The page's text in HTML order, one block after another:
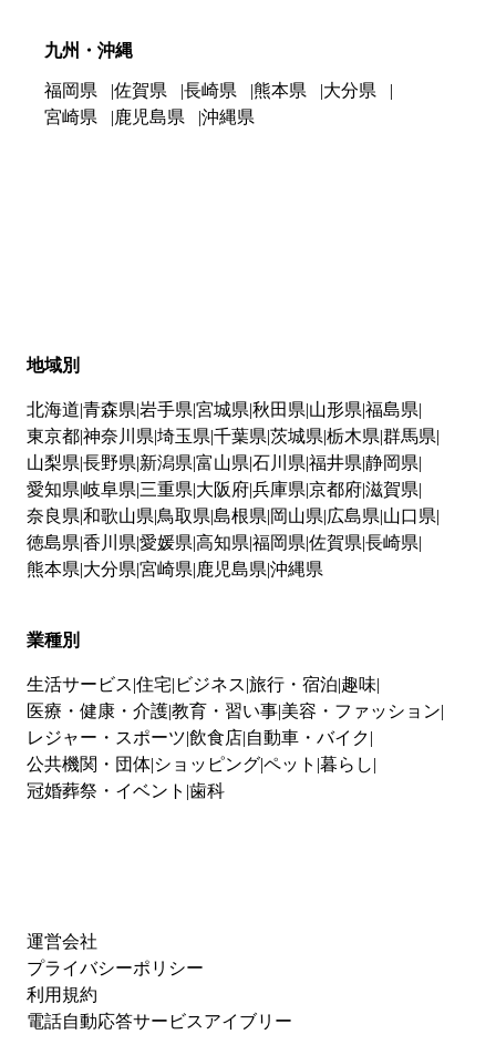
九州・沖縄
福岡県 佐賀県 長崎県 熊本県
大分県
宮崎県
鹿児島県 沖縄県
地域別
北海道 青森県 岩手県 宮城県 秋田県 山形県 福島県
東京都神奈川県 埼玉県 千葉県 茨城県 栃木県 群馬県
山梨県 長野県 新潟県 富山県 石川県 福井県 静岡県
愛知県 岐阜県 三重県 大阪府兵庫県 京都府滋賀県
奈良県 和歌山県 鳥取県 島根県 岡山県 広島県 山口県
徳島県 香川県 愛媛県 高知県 福岡県 佐賀県 長崎県
熊本県 大分県 宮崎県 鹿児島県 沖縄県
業種別
生活サービス 住宅 ビジネス 旅行・宿泊 趣味
医療・健康・介護教育・習い事 美容・ファッション
レジャー・スポーツ 飲食店 自動車・バイク
公共機関・団体 ショッピングペット 暮らし
冠婚葬祭・イベント 歯科
運営会社
プライバシーポリシー
利用規約
電話自動応答サービスアイブリー